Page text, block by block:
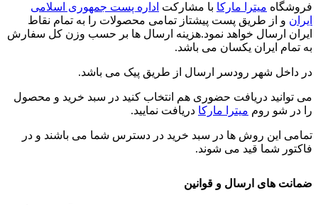
فروشگاه میترا مارکا با مشارکت اداره پست جمهوری اسلامی
ایران و از طریق پست پیشتاز تمامی محصولات را به تمام نقاط
ایران ارسال خواهد نمود.هزینه ارسال ها بر حسب وزن کل سفارش
به تمام ایران یکسان می باشد.
در داخل شهر رودسر ارسال از طریق پیک می باشد.
می توانید دریافت حضوری هم انتخاب کنید در سبد خرید و محصول
را در شو روم میترا مارکا دریافت نمایید.
تمامی این روش ها در سبد خرید در دسترس شما می باشند و در
فاکتور شما قید می شوند.
ضمانت های ارسال و قوانین